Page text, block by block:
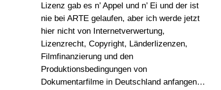
Lizenz gab es n’ Appel und n’ Ei und der ist
nie bei ARTE gelaufen, aber ich werde jetzt
hier nicht von Internetverwertung,
Lizenzrecht, Copyright, Länderlizenzen,
Filmfinanzierung und den
Produktionsbedingungen von
Dokumentarfilme in Deutschland anfangen…